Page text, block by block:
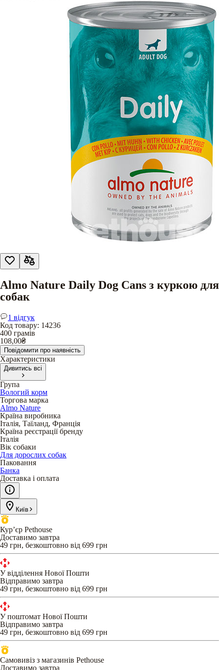
Almo Nature Daily Dog Cans з куркою для
собак
1 відгук
Код товару: 14236
400 грамів
108,00₴
Повідомити про наявність
Характеристики
Дивитись всі
Група
Вологий корм
Торгова марка
Almo Nature
Країна виробника
Італія, Таїланд, Франція
Країна реєстрації бренду
Італія
Вік собаки
Для дорослих собак
Паковання
Банка
Доставка і оплата
Київ
Кур’єр Pethouse
Доставимо завтра
49 грн, безкоштовно від 699 грн
У відділення Нової Пошти
Відправимо завтра
49 грн, безкоштовно від 699 грн
У поштомат Нової Пошти
Відправимо завтра
49 грн, безкоштовно від 699 грн
Самовивіз з магазинів Pethouse
Доставимо завтра